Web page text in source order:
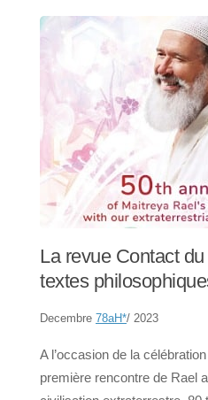
La revue Contact
textes
Decembre 78aH*/ 2023
A l’occasion de la
première rencontre de Rael